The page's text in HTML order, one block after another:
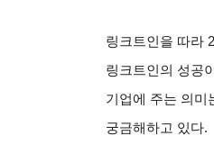
링크트인을 따라
링크트인의 성공
기업에 주는 의미
궁금해하고 있다.